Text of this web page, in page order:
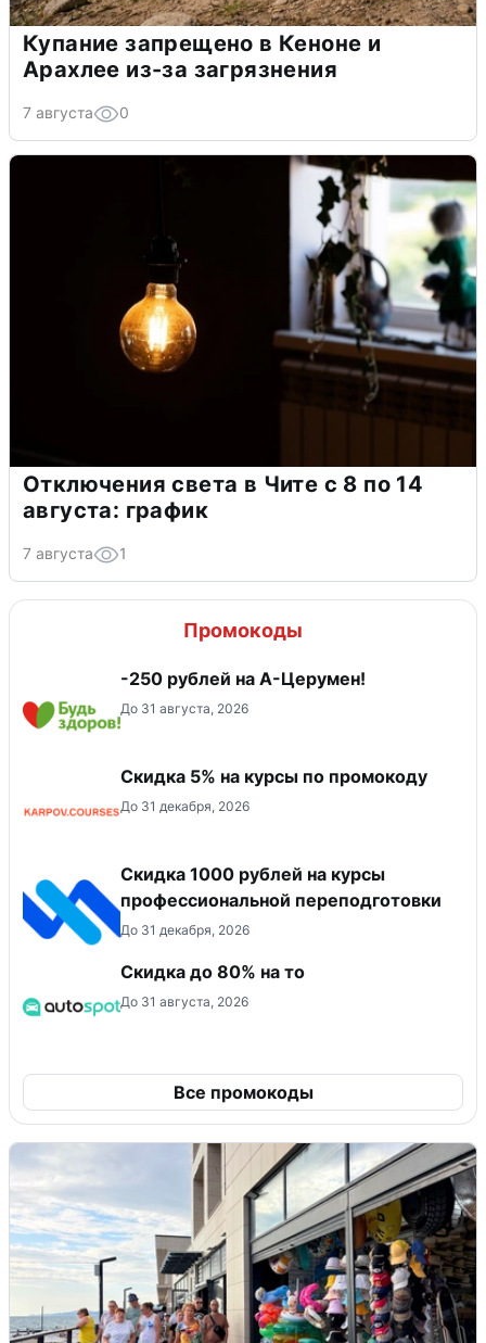
Купание запрещено в Кеноне и
Арахлее из-за загрязнения
7 августа 0
Отключения света в Чите с 8 по 14
августа: график
7 августа 1
Промокоды
-250 рублей на А-Церумен!
До 31 августа, 2026
Скидка 5% на курсы по промокоду
До 31 декабря, 2026
Скидка 1000 рублей на курсы
профессиональной переподготовки
До 31 декабря, 2026
Скидка до 80% на то
До 31 августа, 2026
Все промокоды